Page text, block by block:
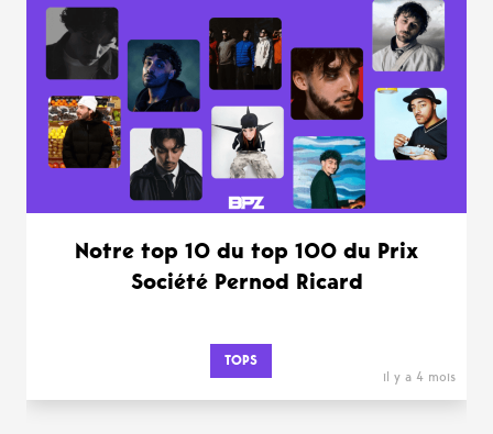
Notre top 10 du top 100 du Prix
Société Pernod Ricard
TOPS
il y a 4 mois